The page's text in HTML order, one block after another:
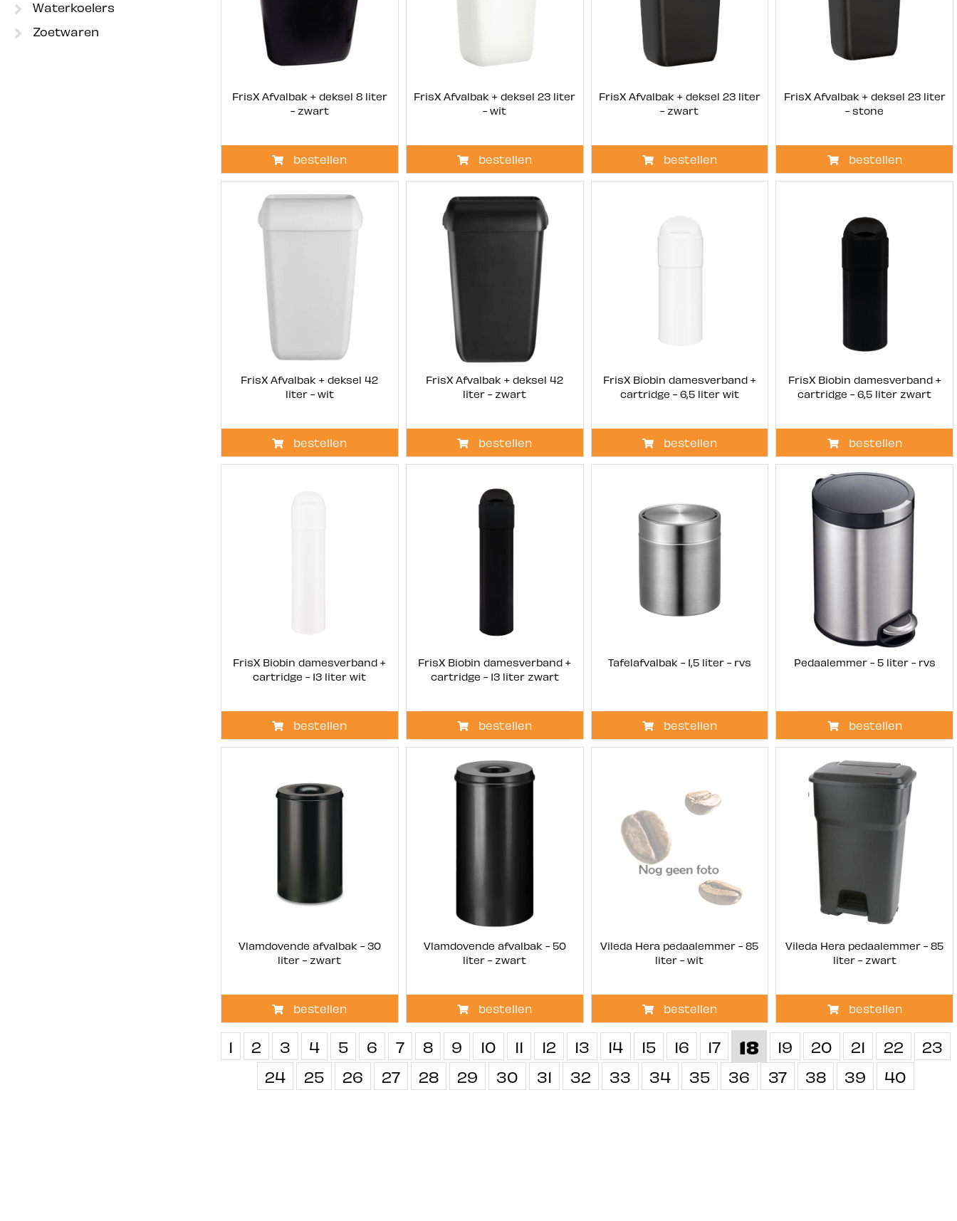
Waterkoelers
Zoetwaren
FrisX Afvalbak + deksel 8 liter
- zwart
bestellen
FrisX Afvalbak + deksel 23 liter
- wit
bestellen
FrisX Afvalbak + deksel 23 liter
- zwart
bestellen
FrisX Afvalbak + deksel 23 liter
- stone
bestellen
FrisX Afvalbak + deksel 42
liter - wit
bestellen
FrisX Afvalbak + deksel 42
liter - zwart
bestellen
FrisX Biobin damesverband +
cartridge - 6,5 liter wit
bestellen
FrisX Biobin damesverband +
cartridge - 6,5 liter zwart
bestellen
FrisX Biobin damesverband +
cartridge - 13 liter wit
bestellen
FrisX Biobin damesverband +
cartridge - 13 liter zwart
bestellen
Tafelafvalbak - 1,5 liter - rvs
bestellen
Pedaalemmer - 5 liter - rvs
bestellen
Vlamdovende afvalbak - 30
liter - zwart
bestellen
Vlamdovende afvalbak - 50
liter - zwart
bestellen
Vileda Hera pedaalemmer - 85
liter - wit
bestellen
Vileda Hera pedaalemmer - 85
liter - zwart
bestellen
1 2 3 4 5 6 7 8 9 10 11 12 13 14 15 16 17 18 19 20 21 22
23
24
25 26 27 28 29 30 31 32 33 34 35 36 37 38 39 40